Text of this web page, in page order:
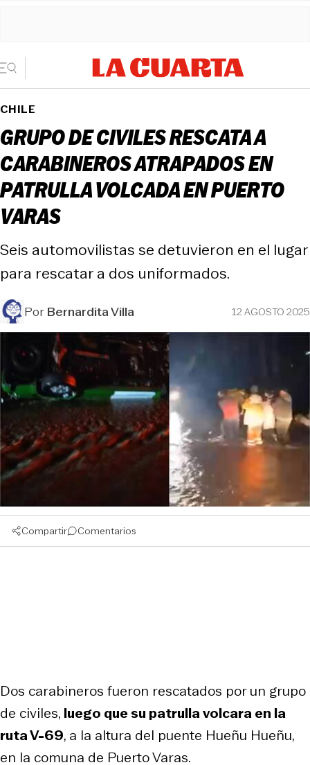
CHILE
GRUPO DE CIVILES RESCATA A
CARABINEROS ATRAPADOS EN
PATRULLA VOLCADA EN PUERTO
VARAS
Seis automovilistas se detuvieron en el lugar
para rescatar a dos uniformados.
PorBernardita Villa 12 AGOSTO 2025
Compartir Comentarios
Dos carabineros fueron rescatados por un grupo
de civiles, luego que su patrulla volcara en la
ruta V-69, a la altura del puente Hueñu Hueñu,
en la comuna de Puerto Varas.